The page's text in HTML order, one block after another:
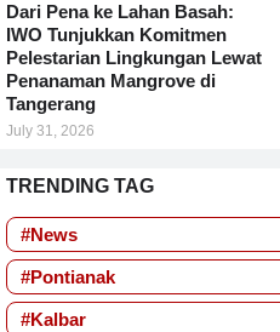
Dari Pena ke Lahan Basah:
IWO Tunjukkan Komitmen
Pelestarian Lingkungan Lewat
Penanaman Mangrove di
Tangerang
July 31, 2026
TRENDING TAG
#News
#Pontianak
#Kalbar